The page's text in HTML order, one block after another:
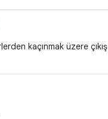
kaçınmak üzere çıkış